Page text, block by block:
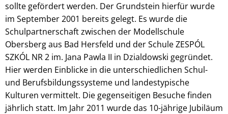
sollte gefördert werden. Der Grundstein hierfür wurde
im September 2001 bereits gelegt. Es wurde die
Schulpartnerschaft zwischen der Modellschule
Obersberg aus Bad Hersfeld und der Schule ZESPÓL
SZKÓL NR 2 im. Jana Pawla II in Dzialdowski gegründet.
Hier werden Einblicke in die unterschiedlichen Schul-
und Berufsbildungssysteme und landestypische
Kulturen vermittelt. Die gegenseitigen Besuche finden
jährlich statt. Im Jahr 2011 wurde das 10-jährige Jubiläum